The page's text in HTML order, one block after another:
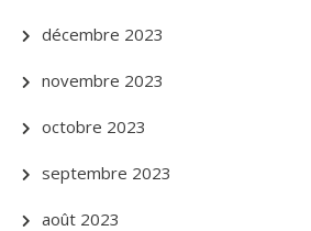
décembre 2023
novembre 2023
octobre 2023
septembre 2023
août 2023